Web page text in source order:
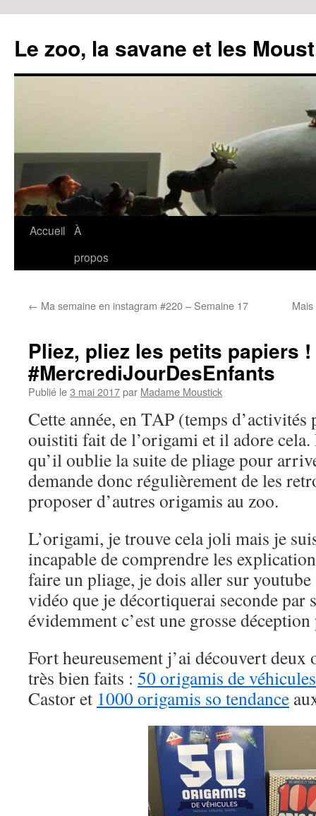
Le zoo, la savane et les
Aller
Accueil À
propos
← Ma semaine en instagram #220 – Semaine 17
Pliez, pliez les petits papiers !
#MercrediJourDesEnfants
Publié le3 mai 2017par Madame Moustick
Cette année, en TAP (temps
ouistiti fait de l’origami et il adore cela.
qu’il oublie la suite de pliage pour
demande donc régulièrement de les
proposer d’autres origamis au zoo.
L’origami, je trouve cela joli mais je
incapable de comprendre les
faire un pliage, je dois aller sur youtube
vidéo que je décortiquerai seconde par
évidemment c’est une grosse
Fort heureusement j’ai découvert deux
très bien faits : 50 origamis de véhicules
Castor et 1000 origamis so tendance